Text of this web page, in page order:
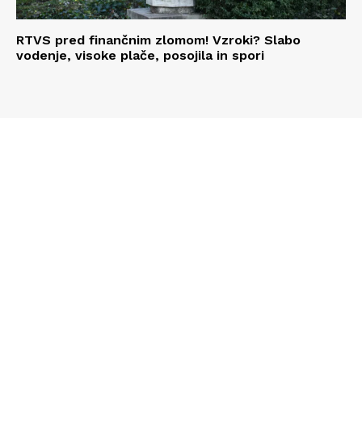
RTVS pred finančnim zlomom! Vzroki? Slabo
vodenje, visoke plače, posojila in spori